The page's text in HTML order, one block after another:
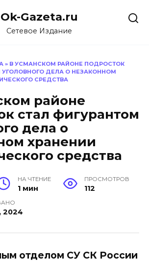
Ok-Gazeta.ru
Сетевое Издание
» В УСМАНСКОМ РАЙОНЕ ПОДРОСТОК
УГОЛОВНОГО ДЕЛА О НЕЗАКОННОМ
СРЕДСТВА
районе
стал фигурантом
дела о
хранении
средства
НА ЧТЕНИЕ
1 мин
ПРОСМОТРОВ
112
2024
отделом СУ СК России